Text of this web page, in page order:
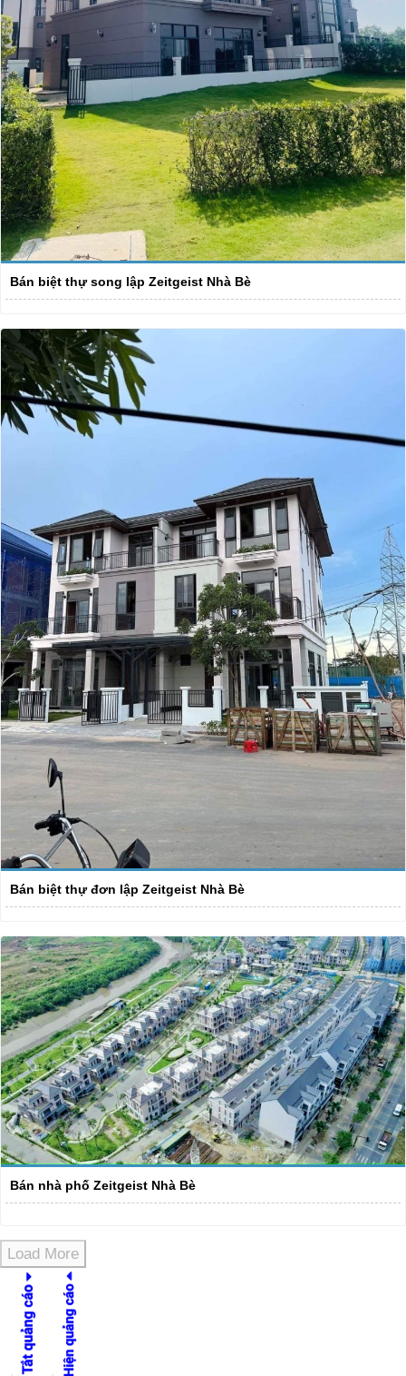
Bán biệt thự song lập Zeitgeist Nhà Bè
Bán biệt thự đơn lập Zeitgeist Nhà Bè
Bán nhà phố Zeitgeist Nhà Bè
Load More